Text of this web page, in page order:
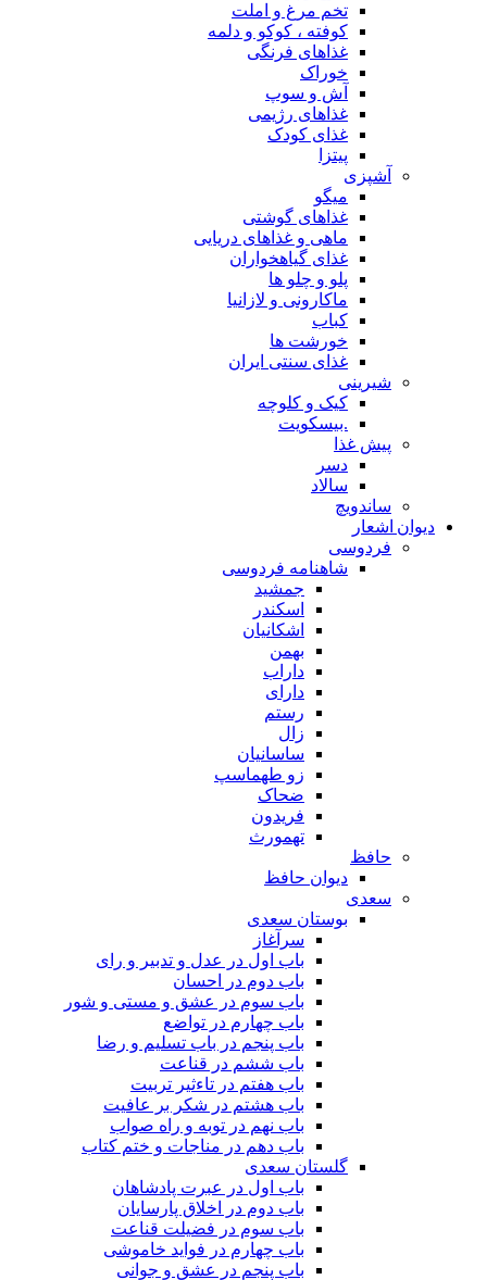
تخم مرغ و املت
کوفته ، کوکو و دلمه
غذاهای فرنگی
خوراک
آش و سوپ
غذاهای رژیمی
غذای کودک
پیتزا
آشپزی
میگو
غذاهای گوشتی
ماهی و غذاهای دریایی
غذای گیاهخواران
پلو و چلو ها
ماکارونی و لازانیا
کباب
خورشت ها
غذای سنتی ایران
شیرینی
کیک و کلوچه
.بیسکویت
پیش غذا
دسر
سالاد
ساندویچ
دیوان اشعار
فردوسی
شاهنامه فردوسی
جمشید
اسکندر
اشکانیان
بهمن
داراب
دارای
رستم
زال
ساسانیان
زو طهماسپ‏
ضحاک
فریدون
تهمورث
حافظ
دیوان حافظ
سعدی
بوستان سعدی
سرآغاز
باب اول در عدل و تدبیر و رای
باب دوم در احسان
باب سوم در عشق و مستی و شور
باب چهارم در تواضع
باب پنجم در باب تسلیم و رضا
باب ششم در قناعت
باب هفتم در تاءثیر تربیت
باب هشتم در شکر بر عافیت
باب نهم در توبه و راه صواب
باب دهم در مناجات و ختم کتاب
گلستان سعدی
باب اول در عبرت پادشاهان
باب دوم در اخلاق پارسایان
باب سوم در فضیلت قناعت
باب چهارم در فواید خاموشى
باب پنجم در عشق و جوانى